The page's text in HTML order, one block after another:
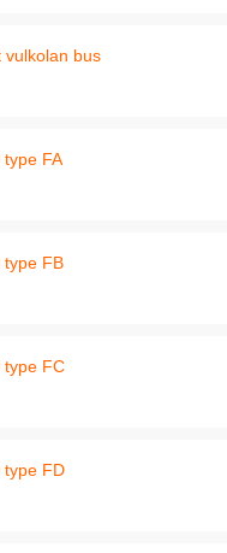
vulkolan bus
type FA
type FB
type FC
type FD